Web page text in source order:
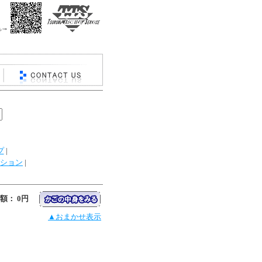
|
ョン |
： 0円
▲おまかせ表示